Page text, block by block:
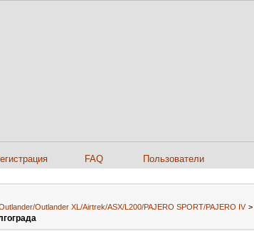
FAQ Пользователи
Outlander XL/Airtrek/ASX/L200/PAJERO SPORT/PAJERO IV >